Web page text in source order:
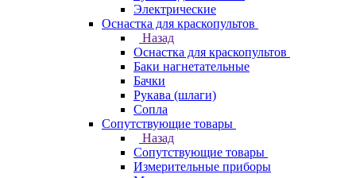
Электрические
Оснастка для краскопультов
Назад
Оснастка для краскопультов
Баки нагнетательные
Бачки
Рукава (шлаги)
Сопла
Сопутствующие товары
Назад
Сопутствующие товары
Измерительные приборы